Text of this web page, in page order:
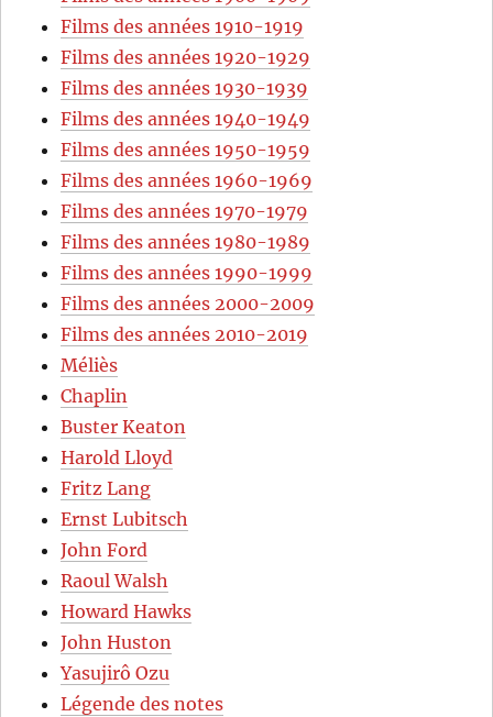
Films des années 1910-1919
Films des années 1920-1929
Films des années 1930-1939
Films des années 1940-1949
Films des années 1950-1959
Films des années 1960-1969
Films des années 1970-1979
Films des années 1980-1989
Films des années 1990-1999
Films des années 2000-2009
Films des années 2010-2019
Méliès
Chaplin
Buster Keaton
Harold Lloyd
Fritz Lang
Ernst Lubitsch
John Ford
Raoul Walsh
Howard Hawks
John Huston
Yasujirô Ozu
Légende des notes